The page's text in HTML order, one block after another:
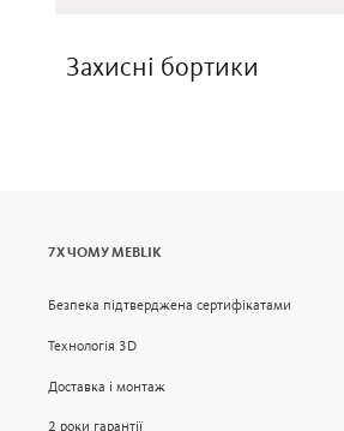
Захисні бортики
7Х ЧОМУ MEBLIK
Безпека підтверджена сертифікатами
Технологія 3D
Доставка і монтаж
2 роки гарантії